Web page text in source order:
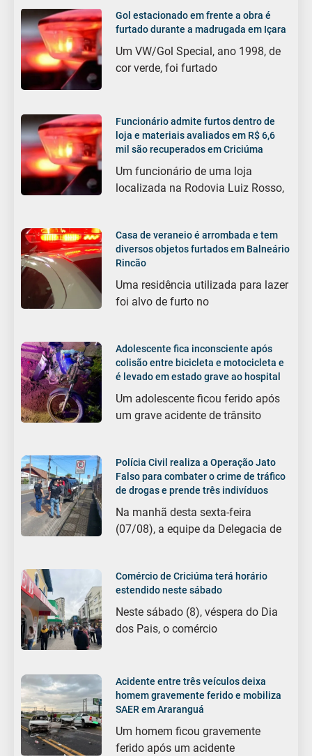
Gol estacionado em frente a obra é
furtado durante a madrugada em Içara
Um VW/Gol Special, ano 1998, de
cor verde, foi furtado
Funcionário admite furtos dentro de
loja e materiais avaliados em R$ 6,6
mil são recuperados em Criciúma
Um funcionário de uma loja
localizada na Rodovia Luiz Rosso,
Casa de veraneio é arrombada e tem
diversos objetos furtados em Balneário
Rincão
Uma residência utilizada para lazer
foi alvo de furto no
Adolescente fica inconsciente após
colisão entre bicicleta e motocicleta e
é levado em estado grave ao hospital
Um adolescente ficou ferido após
um grave acidente de trânsito
Polícia Civil realiza a Operação Jato
Falso para combater o crime de tráfico
de drogas e prende três indivíduos
Na manhã desta sexta-feira
(07/08), a equipe da Delegacia de
Comércio de Criciúma terá horário
estendido neste sábado
Neste sábado (8), véspera do Dia
dos Pais, o comércio
Acidente entre três veículos deixa
homem gravemente ferido e mobiliza
SAER em Araranguá
Um homem ficou gravemente
ferido após um acidente